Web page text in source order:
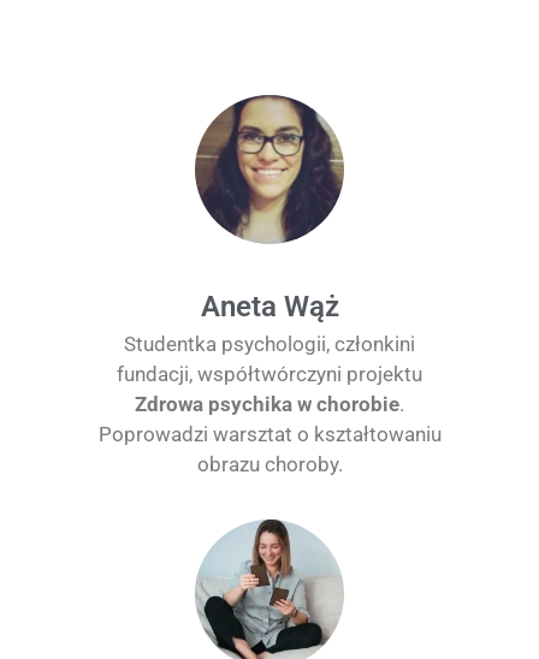
Aneta Wąż​
Studentka psychologii, członkini
fundacji, współtwórczyni projektu
Zdrowa psychika w chorobie.
Poprowadzi warsztat o kształtowaniu
obrazu choroby.